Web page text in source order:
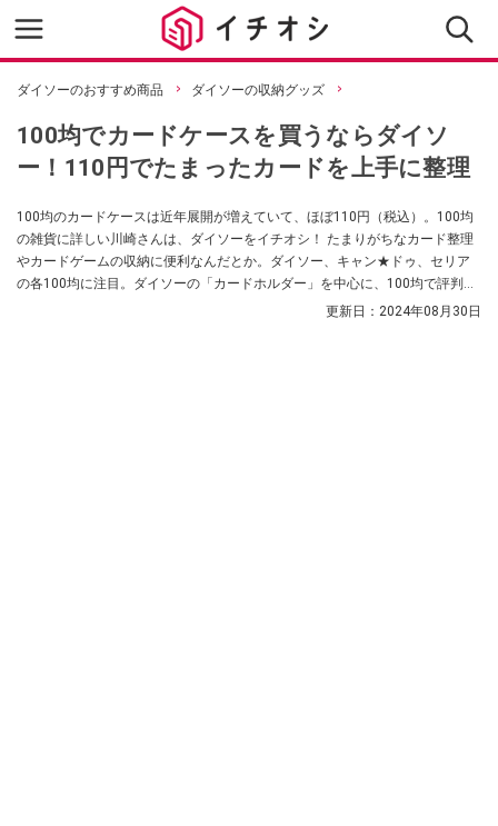
ダイソーのおすすめ商品 ダイソーの収納グッズ
100均でカードケースを買うならダイソ
ー！110円でたまったカードを上手に整理
100均のカードケースは近年展開が増えていて、ほぼ110円（税込）。100均
の雑貨に詳しい川崎さんは、ダイソーをイチオシ！ たまりがちなカード整理
やカードゲームの収納に便利なんだとか。ダイソー、キャン★ドゥ、セリア
の各100均に注目。ダイソーの「カードホルダー」を中心に、100均で評判の
更新日： 2024年08月30日